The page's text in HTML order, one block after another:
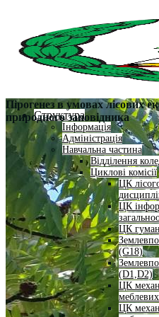
Структура
Інформація
Адміністрація
Навчальна частина
Відділення
Циклові комісії
ЦК
ЦК
ЦК
(G18)
(D1,D2)
ЦК
ЦК
Пірогенез в умовах лісових
природного заповідника